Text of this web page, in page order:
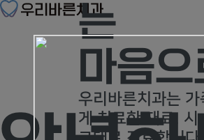
는
마음
우리바른치과는 가
게 치료한 재료, 시